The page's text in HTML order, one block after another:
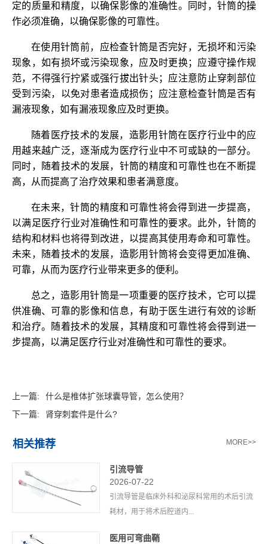
定的质量和精度，以确保影像的准确性。同时，针筒的操
作必须准确，以确保影像的可靠性。
在使用针筒前，应检查针筒是否完好，无损坏和污染
现象，如有损坏或污染现象，应及时更换；应遵守操作规
范，不得强行拧紧或强行拔出针头；应注意防止穿刺部位
受到污染，以免对患者造成损伤；应注意检查针筒是否有
漏液现象，如有漏液现象应及时更换。
随着医疗技术的发展，造影用针筒在医疗行业中的应
用越来越广泛，逐渐成为医疗行业中不可或缺的一部分。
同时，随着技术的发展，针筒的精度和可靠性也在不断提
高，从而提高了治疗效果和患者满意度。
在未来，针筒的精度和可靠性将会得到进一步提高，
以满足医疗行业对准确性和可靠性的要求。此外，针筒的
结构和材料也将得到改进，以提高其使用寿命和可靠性。
未来，随着技术的发展，造影用针筒将会变得更加准确、
可靠，从而为医疗行业带来更多的便利。
总之，造影用针筒是一项重要的医疗技术，它可以提
供准确、可靠的影像和信息，有助于医生进行有效的诊断
和治疗。随着技术的发展，其精度和可靠性将会得到进一
步提高，以满足医疗行业对准确性和可靠性的要求。
上一篇:
什么是椎体扩张球囊导管，怎么使用？
下一篇:
肾穿刺套件是什么?
相关推荐 MORE>>
引流导管
2026-07-22
引流导管是临床外科和泌尿科常用的术后引流
耗材，用于将术后腔道内...
医用可弯曲鞘